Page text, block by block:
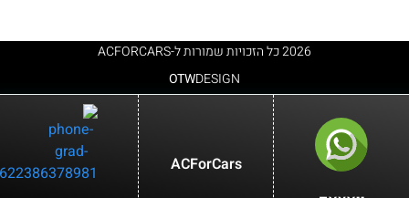
OTWDESIGN
2026 כל הזכויות שמורות ל-ACFORCARS
ACForCars